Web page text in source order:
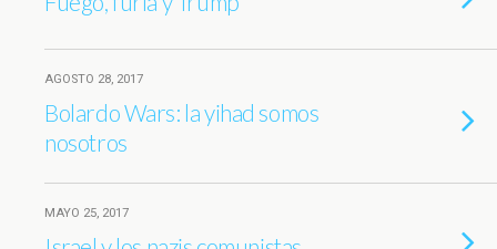
AGOSTO 28, 2017
Bolardo Wars: la yihad somos
nosotros
MAYO 25, 2017